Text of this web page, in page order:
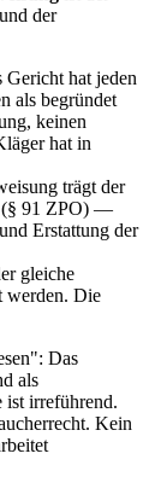
der
Gericht hat jeden
als begründet
keinen
hat in
trägt der
(§ 91 ZPO) —
Erstattung der
gleiche
werden. Die
Das
als
ist irreführend.
Kein